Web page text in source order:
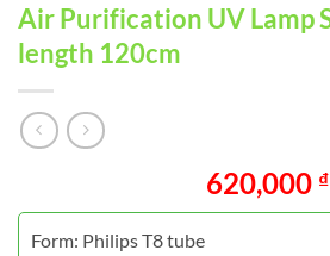
Air Purification UV Lamp
length 120cm
620,000 ₫
Form: Philips T8 tube